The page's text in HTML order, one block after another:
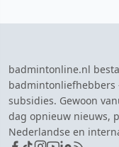
badmintonline.nl
badmintonliefhebbers
subsidies. Gewoon
dag opnieuw nieuws,
Nederlandse en